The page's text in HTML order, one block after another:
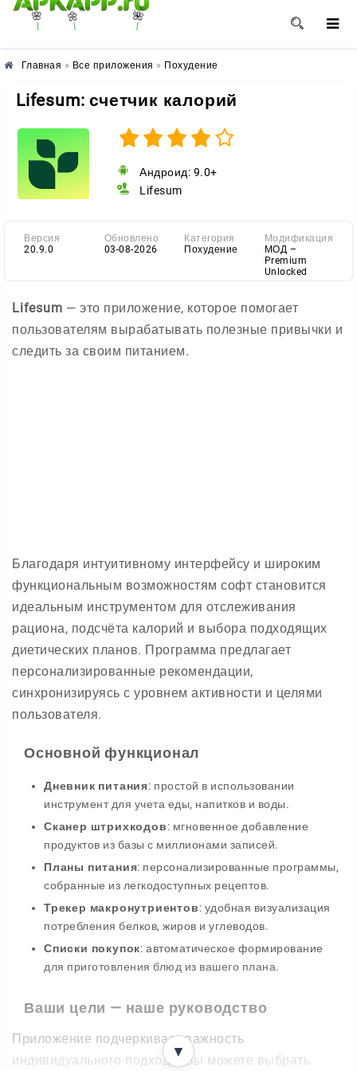
🌸 🌼 🌺
Главная » Все приложения » Похудение
Lifesum: счетчик калорий
Андроид: 9.0+
Lifesum
Версия
20.9.0
Обновлено
03-08-2026
Категория
Похудение
Модификация
МОД –
Premium
Unlocked
Lifesum — это приложение, которое помогает
пользователям вырабатывать полезные привычки и
следить за своим питанием.
Благодаря интуитивному интерфейсу и широким
функциональным возможностям софт становится
идеальным инструментом для отслеживания
рациона, подсчёта калорий и выбора подходящих
диетических планов. Программа предлагает
персонализированные рекомендации,
синхронизируясь с уровнем активности и целями
пользователя.
Основной функционал
Дневник питания: простой в использовании
инструмент для учета еды, напитков и воды.
Сканер штрихкодов: мгновенное добавление
продуктов из базы с миллионами записей.
Планы питания: персонализированные программы,
собранные из легкодоступных рецептов.
Трекер макронутриентов: удобная визуализация
потребления белков, жиров и углеводов.
Списки покупок: автоматическое формирование
для приготовления блюд из вашего плана.
Ваши цели — наше руководство
Приложение подчеркивает важность
индивидуального подхода. Вы можете выбрать
▼